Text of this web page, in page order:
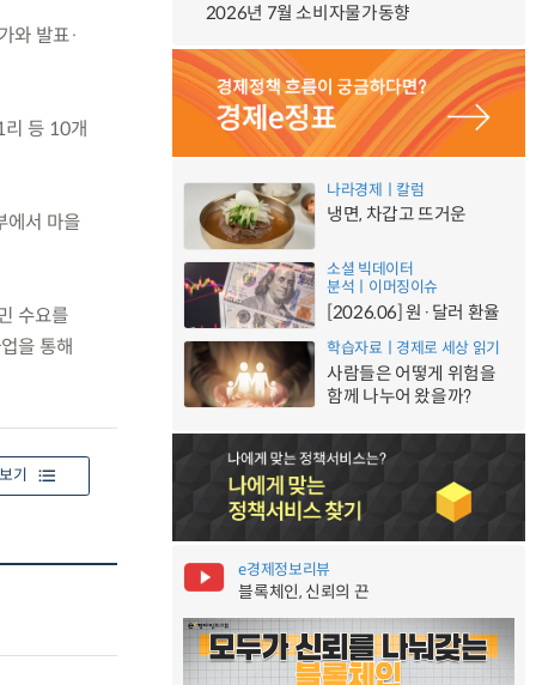
와 발표·
등 10개
에서 마을
수요를
을 통해
기
2026년 7월 소비자물가동향
나라경제ㅣ칼럼
냉면, 차갑고 뜨거운
소셜 빅데이터
분석ㅣ이머징이슈
[2026.06] 원·달러 환율
학습자료ㅣ경제로 세상 읽기
사람들은 어떻게 위험을
함께 나누어 왔을까?
e경제정보리뷰
블록체인, 신뢰의 끈